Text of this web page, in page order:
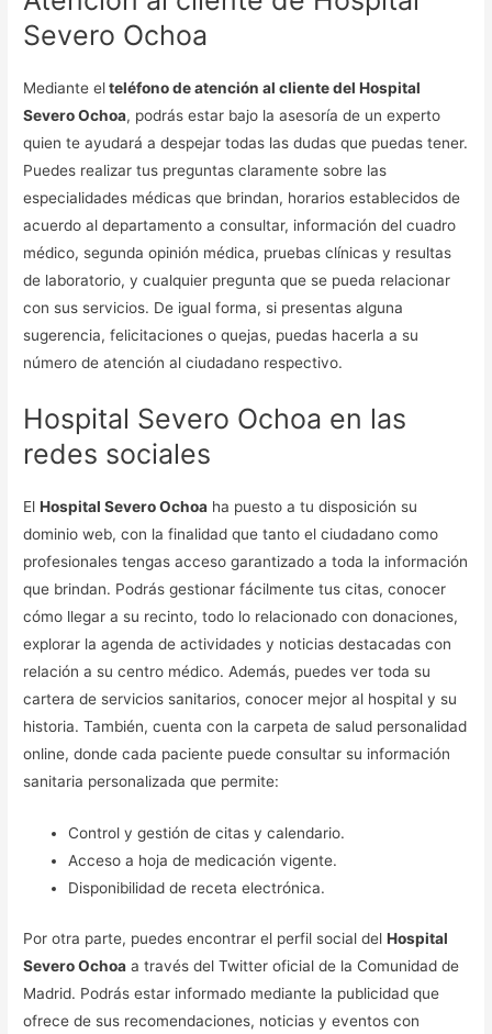
Severo Ochoa
Mediante elteléfono de atención al cliente del Hospital
Severo Ochoa, podrás estar bajo la asesoría de un experto
quien te ayudará a despejar todas las dudas que puedas tener.
Puedes realizar tus preguntas claramente sobre las
especialidades médicas que brindan, horarios establecidos de
acuerdo al departamento a consultar, información del cuadro
médico, segunda opinión médica, pruebas clínicas y resultas
de laboratorio, y cualquier pregunta que se pueda relacionar
con sus servicios. De igual forma, si presentas alguna
sugerencia, felicitaciones o quejas, puedas hacerla a su
número de atención al ciudadano respectivo.
Hospital Severo Ochoa en las
redes sociales
ElHospital Severo Ochoa ha puesto a tu disposición su
dominio web, con la finalidad que tanto el ciudadano como
profesionales tengas acceso garantizado a toda la información
que brindan. Podrás gestionar fácilmente tus citas, conocer
cómo llegar a su recinto, todo lo relacionado con donaciones,
explorar la agenda de actividades y noticias destacadas con
relación a su centro médico. Además, puedes ver toda su
cartera de servicios sanitarios, conocer mejor al hospital y su
historia. También, cuenta con la carpeta de salud personalidad
online, donde cada paciente puede consultar su información
sanitaria personalizada que permite:
Control y gestión de citas y calendario.
Acceso a hoja de medicación vigente.
Disponibilidad de receta electrónica.
Por otra parte, puedes encontrar el perfil social delHospital
Severo Ochoa a través del Twitter oficial de la Comunidad de
Madrid. Podrás estar informado mediante la publicidad que
ofrece de sus recomendaciones, noticias y eventos con